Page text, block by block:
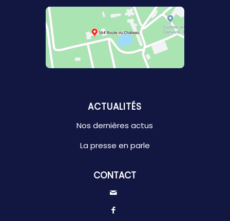
ACTUALITÉS
Nos dernières actus
La presse en parle
CONTACT